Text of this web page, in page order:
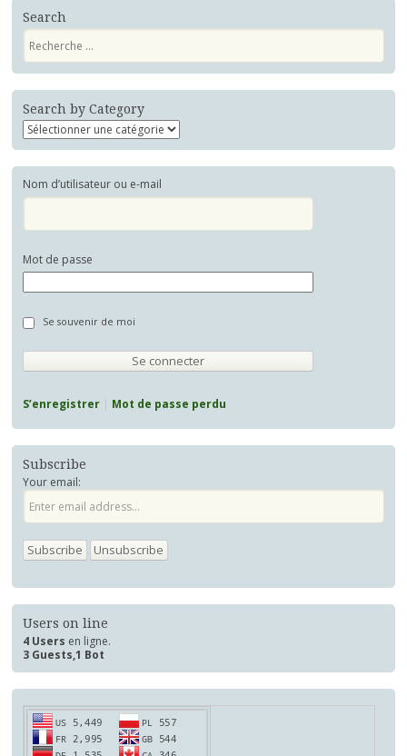
Search
Recherche
Search by Category
Nom d’utilisateur ou e-mail
Mot de passe
Se souvenir de moi
S’enregistrer Mot de passe perdu
Subscribe
Your email:
Users on line
4 Users en ligne.
3 Guests,1 Bot